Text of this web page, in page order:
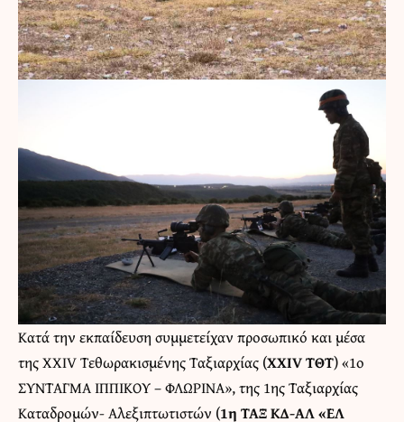
Κατά την εκπαίδευση συμμετείχαν προσωπικό και μέσα
της XXIV Τεθωρακισμένης Ταξιαρχίας (ΧΧIV ΤΘΤ) «1ο
ΣΥΝΤΑΓΜΑ ΙΠΠΙΚΟΥ – ΦΛΩΡΙΝΑ», της 1ης Ταξιαρχίας
Καταδρομών- Αλεξιπτωτιστών (1η ΤΑΞ ΚΔ-ΑΛ «ΕΛ